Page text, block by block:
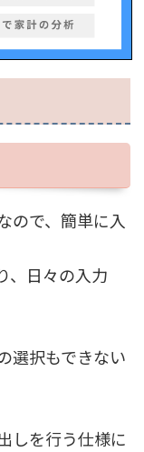
ので、簡単に入
、日々の入力
選択もできない
しを行う仕様に